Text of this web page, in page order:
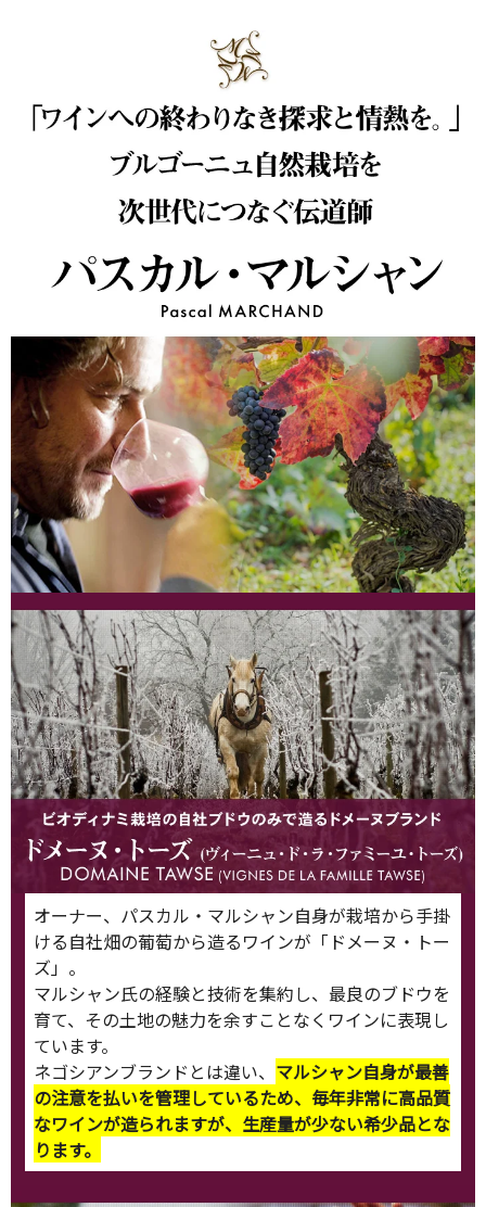
オーナー、パスカル・マルシャン自身が栽培から手掛
ける自社畑の葡萄から造るワインが「ドメーヌ・トー
ズ」。
マルシャン氏の経験と技術を集約し、最良のブドウを
育て、その土地の魅力を余すことなくワインに表現し
ています。
ネゴシアンブランドとは違い、 マルシャン自身が最善
の注意を払いを管理しているため、毎年非常に高品質
なワインが造られますが、生産量が少ない希少品とな
ります。